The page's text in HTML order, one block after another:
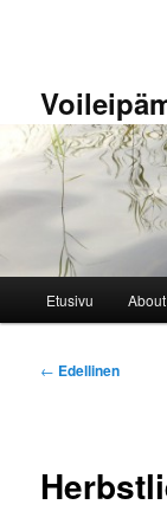
Etusivu About
Artikkelien
← Edellinen